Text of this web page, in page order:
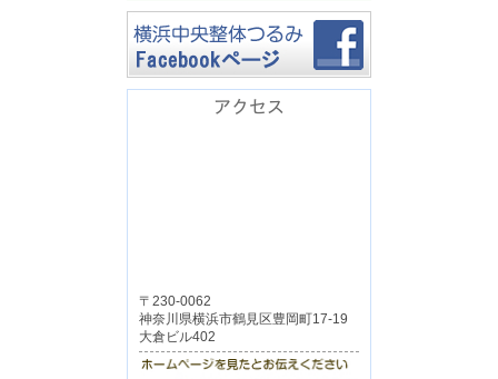
アクセス
〒230-0062
神奈川県横浜市鶴見区豊岡町17-19
大倉ビル402